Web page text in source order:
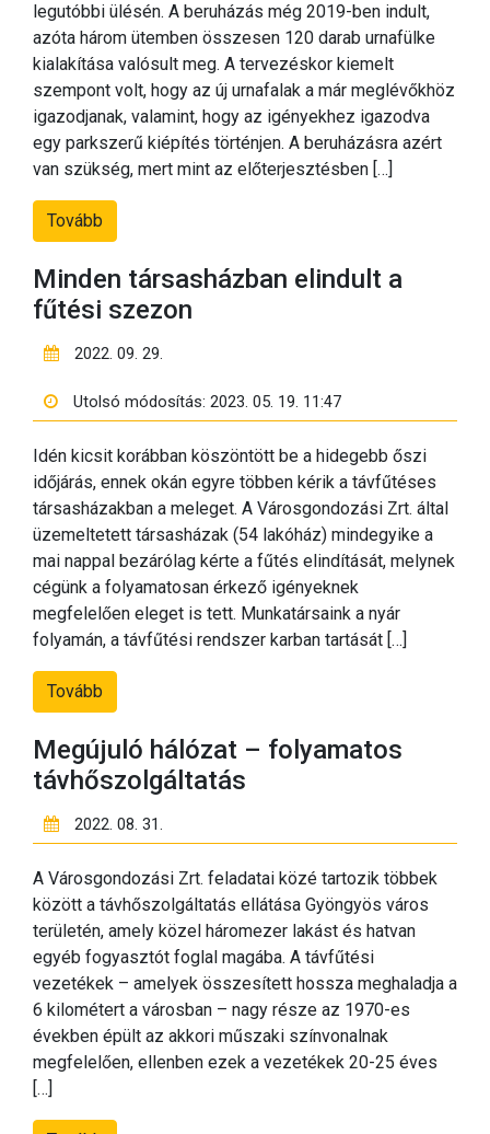
legutóbbi ülésén. A beruházás még 2019-ben indult,
azóta három ütemben összesen 120 darab urnafülke
kialakítása valósult meg. A tervezéskor kiemelt
szempont volt, hogy az új urnafalak a már meglévőkhöz
igazodjanak, valamint, hogy az igényekhez igazodva
egy parkszerű kiépítés történjen. A beruházásra azért
van szükség, mert mint az előterjesztésben […]
Tovább
Minden társasházban elindult a
fűtési szezon
2022. 09. 29.
Utolsó módosítás: 2023. 05. 19. 11:47
Idén kicsit korábban köszöntött be a hidegebb őszi
időjárás, ennek okán egyre többen kérik a távfűtéses
társasházakban a meleget. A Városgondozási Zrt. által
üzemeltetett társasházak (54 lakóház) mindegyike a
mai nappal bezárólag kérte a fűtés elindítását, melynek
cégünk a folyamatosan érkező igényeknek
megfelelően eleget is tett. Munkatársaink a nyár
folyamán, a távfűtési rendszer karban tartását […]
Tovább
Megújuló hálózat – folyamatos
távhőszolgáltatás
2022. 08. 31.
A Városgondozási Zrt. feladatai közé tartozik többek
között a távhőszolgáltatás ellátása Gyöngyös város
területén, amely közel háromezer lakást és hatvan
egyéb fogyasztót foglal magába. A távfűtési
vezetékek – amelyek összesített hossza meghaladja a
6 kilométert a városban – nagy része az 1970-es
években épült az akkori műszaki színvonalnak
megfelelően, ellenben ezek a vezetékek 20-25 éves
[…]